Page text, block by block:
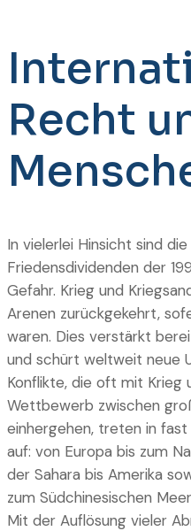
Recht
In vielerlei Hinsicht sind
Friedensdividenden der
Gefahr. Krieg und
Arenen zurückgekehrt,
waren. Dies verstärkt
und schürt weltweit neue
Konflikte, die oft mit Krieg
Wettbewerb zwischen
einhergehen, treten in
auf: von Europa bis zum
der Sahara bis Amerika
zum Südchinesischen
Mit der Auflösung vieler